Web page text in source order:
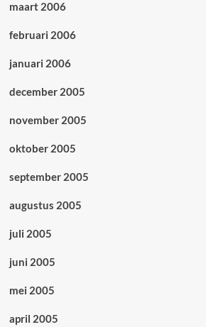
maart 2006
februari 2006
januari 2006
december 2005
november 2005
oktober 2005
september 2005
augustus 2005
juli 2005
juni 2005
mei 2005
april 2005